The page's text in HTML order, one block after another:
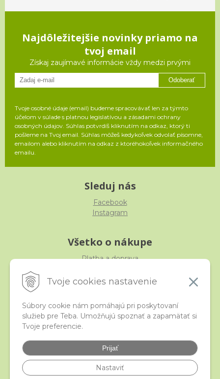
Tvoje cookies nastavenie
Súbory cookie nám pomáhajú pri poskytovaní
služieb pre Teba. Umožňujú spoznať a zapamätať si
Tvoje preferencie.
Prijať
Nastaviť
Najdôležitejšie novinky priamo na
tvoj email
Získaj zaujímavé informácie vždy medzi prvými
Odoberať
Tvoje osobné údaje (email) budeme spracovávať len za týmto
účelom v súlade s platnou legislatívou a zásadami ochrany
osobných údajov. Súhlas potvrdíš kliknutím na odkaz, ktorý ti
pošleme na Tvoj email. Súhlas môžeš kedykoľvek odvolať písomne,
emailom alebo kliknutím na odkaz z ktoréhokoľvek informačného
emailu.
Sleduj nás
Facebook
Instagram
Všetko o nákupe
Platba a doprava
Obchodné podmienky
iStraka
Veľkoobchod
Najčastejšie otázky
Certifikáty